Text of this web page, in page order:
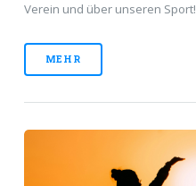
Verein und über unseren Sport!
MEHR